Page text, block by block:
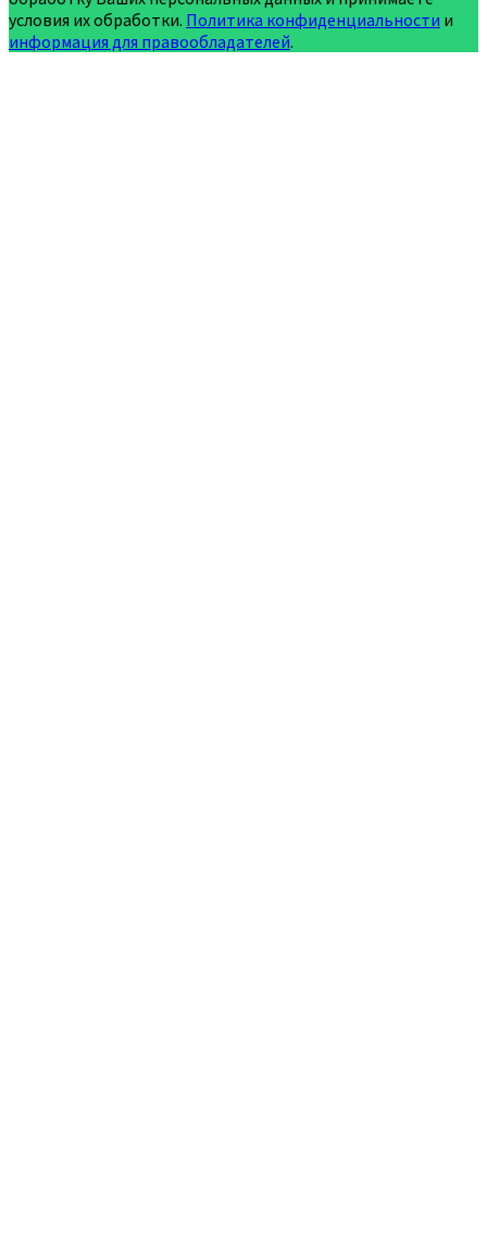
условия их обработки. Политика конфиденциальности и
информация для правообладателей.